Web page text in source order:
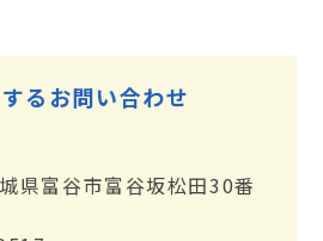
るお問い合わせ
富谷市富谷坂松田30番